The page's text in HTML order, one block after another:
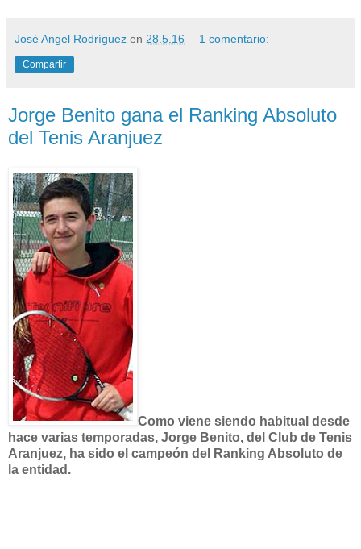
José Angel Rodríguez en 28.5.16 1 comentario:
Compartir
Jorge Benito gana el Ranking Absoluto
del Tenis Aranjuez
Como viene siendo habitual desde
hace varias temporadas, Jorge Benito, del Club de Tenis
Aranjuez, ha sido el campeón del Ranking Absoluto de
la entidad.